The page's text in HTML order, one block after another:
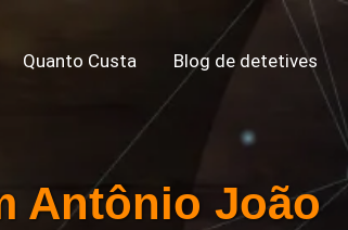
Quanto Custa Blog de detetives
Antônio João